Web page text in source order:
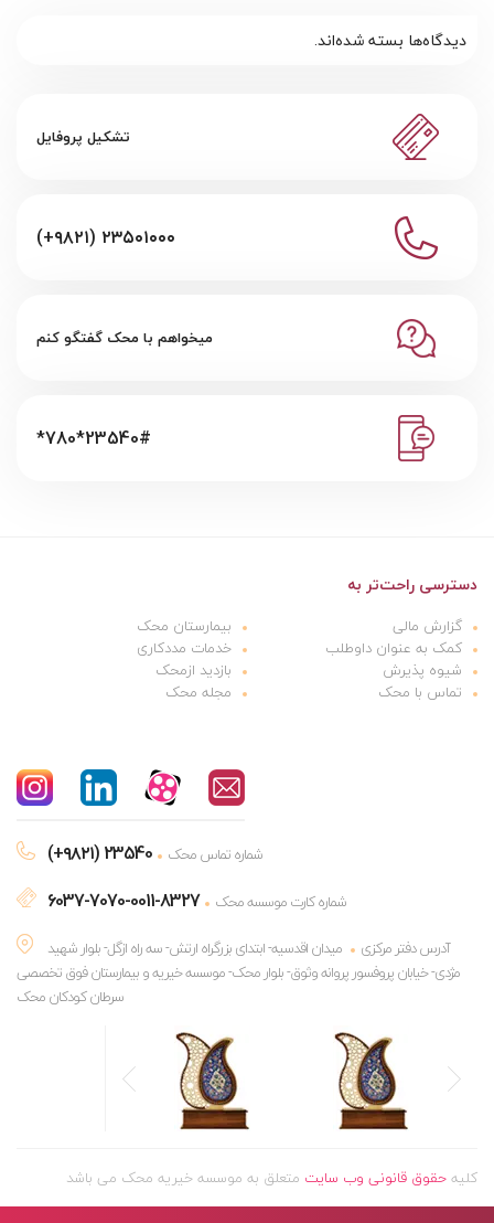
دیدگاه‌ها بسته شده‌اند.
تشکیل پروفایل
(+۹۸۲۱) ۲۳۵۰۱۰۰۰
میخواهم با محک گفتگو کنم
*780*23540#
دسترسی راحت‌تر به
گزارش مالی
بیمارستان محک
کمک به عنوان داوطلب
خدمات مددکاری
شیوه پذیرش
بازدید ازمحک
تماس با محک
مجله محک
(+۹۸۲۱) 23540 شماره تماس محک
6037-7070-0011-8327
شماره کارت موسسه محک
آدرس دفتر مرکزی
میدان اقدسیه- ابتدای بزرگراه ارتش- سه راه ازگل- بلوار شهید
مژدی- خیابان پروفسور پروانه وثوق- بلوار محک- موسسه خیریه و بیمارستان فوق تخصصی
سرطان کودکان محک
کلیهحقوق قانونی وب سایت متعلق به موسسه خیریه محک می باشد